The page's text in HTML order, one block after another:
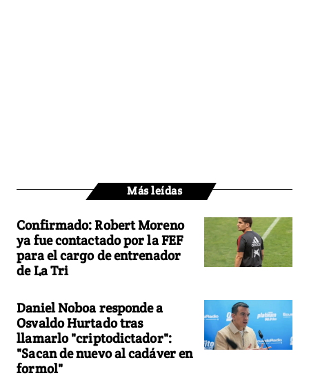
Más leídas
Confirmado: Robert Moreno
ya fue contactado por la FEF
para el cargo de entrenador
de La Tri
Daniel Noboa responde a
Osvaldo Hurtado tras
llamarlo "criptodictador":
"Sacan de nuevo al cadáver en
formol"